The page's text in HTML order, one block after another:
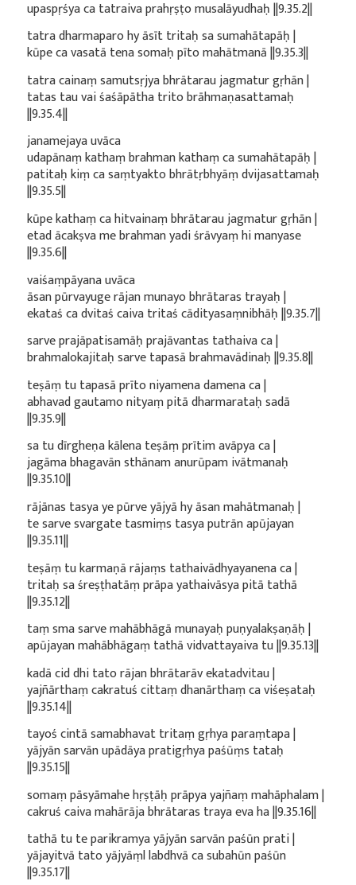
upaspṛśya ca tatraiva prahṛṣṭo musalāyudhaḥ ||9.35.2||
tatra dharmaparo hy āsīt tritaḥ sa sumahātapāḥ |
kūpe ca vasatā tena somaḥ pīto mahātmanā ||9.35.3||
tatra cainaṃ samutsṛjya bhrātarau jagmatur gṛhān |
tatas tau vai śaśāpātha trito brāhmaṇasattamaḥ
||9.35.4||
janamejaya uvāca
udapānaṃ kathaṃ brahman kathaṃ ca sumahātapāḥ |
patitaḥ kiṃ ca saṃtyakto bhrātṛbhyāṃ dvijasattamaḥ
||9.35.5||
kūpe kathaṃ ca hitvainaṃ bhrātarau jagmatur gṛhān |
etad ācakṣva me brahman yadi śrāvyaṃ hi manyase
||9.35.6||
vaiśaṃpāyana uvāca
āsan pūrvayuge rājan munayo bhrātaras trayaḥ |
ekataś ca dvitaś caiva tritaś cādityasaṃnibhāḥ ||9.35.7||
sarve prajāpatisamāḥ prajāvantas tathaiva ca |
brahmalokajitaḥ sarve tapasā brahmavādinaḥ ||9.35.8||
teṣāṃ tu tapasā prīto niyamena damena ca |
abhavad gautamo nityaṃ pitā dharmarataḥ sadā
||9.35.9||
sa tu dīrgheṇa kālena teṣāṃ prītim avāpya ca |
jagāma bhagavān sthānam anurūpam ivātmanaḥ
||9.35.10||
rājānas tasya ye pūrve yājyā hy āsan mahātmanaḥ |
te sarve svargate tasmiṃs tasya putrān apūjayan
||9.35.11||
teṣāṃ tu karmaṇā rājaṃs tathaivādhyayanena ca |
tritaḥ sa śreṣṭhatāṃ prāpa yathaivāsya pitā tathā
||9.35.12||
taṃ sma sarve mahābhāgā munayaḥ puṇyalakṣaṇāḥ |
apūjayan mahābhāgaṃ tathā vidvattayaiva tu ||9.35.13||
kadā cid dhi tato rājan bhrātarāv ekatadvitau |
yajñārthaṃ cakratuś cittaṃ dhanārthaṃ ca viśeṣataḥ
||9.35.14||
tayoś cintā samabhavat tritaṃ gṛhya paraṃtapa |
yājyān sarvān upādāya pratigṛhya paśūṃs tataḥ
||9.35.15||
somaṃ pāsyāmahe hṛṣṭāḥ prāpya yajñaṃ mahāphalam |
cakruś caiva mahārāja bhrātaras traya eva ha ||9.35.16||
tathā tu te parikramya yājyān sarvān paśūn prati |
yājayitvā tato yājyāṃl labdhvā ca subahūn paśūn
||9.35.17||